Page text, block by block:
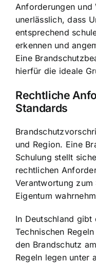
Anforderungen und
unerlässlich, dass
entsprechend
erkennen und
Eine
hierfür die ideale
Rechtliche
Standards
und Region. Eine
Schulung stellt
rechtlichen
Verantwortung
Eigentum
In Deutschland gibt
Technischen
den Brandschutz
Regeln legen unter